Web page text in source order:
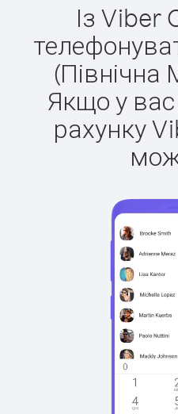
Із Viber
(Північна
Якщо у
рахунку